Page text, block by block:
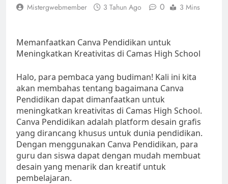
Mistergwebmember 3 Tahun Ago 0 3 Mins
Memanfaatkan Canva Pendidikan untuk
Meningkatkan Kreativitas di Camas High School
Halo, para pembaca yang budiman! Kali ini kita
akan membahas tentang bagaimana Canva
Pendidikan dapat dimanfaatkan untuk
meningkatkan kreativitas di Camas High School.
Canva Pendidikan adalah platform desain grafis
yang dirancang khusus untuk dunia pendidikan.
Dengan menggunakan Canva Pendidikan, para
guru dan siswa dapat dengan mudah membuat
desain yang menarik dan kreatif untuk
pembelajaran.